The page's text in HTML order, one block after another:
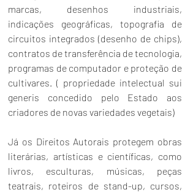
marcas, desenhos industriais,
indicações geográficas, topografia de
circuitos integrados (desenho de chips),
contratos de transferência de tecnologia,
programas de computador e proteção de
cultivares. ( propriedade intelectual sui
generis concedido pelo Estado aos
criadores de novas variedades vegetais)
Já os Direitos Autorais protegem obras
literárias, artísticas e científicas, como
livros, esculturas, músicas, peças
teatrais, roteiros de stand-up, cursos,